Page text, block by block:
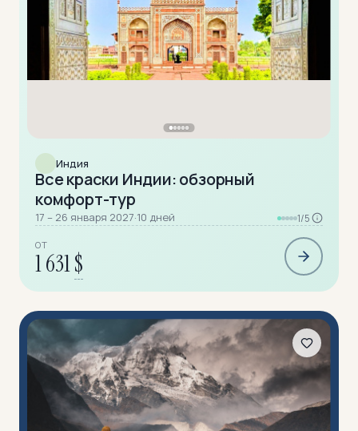
Индия
Все краски Индии: обзорный
комфорт-тур
17 – 26 января 2027·10 дней 1/5
ОТ
1 631$